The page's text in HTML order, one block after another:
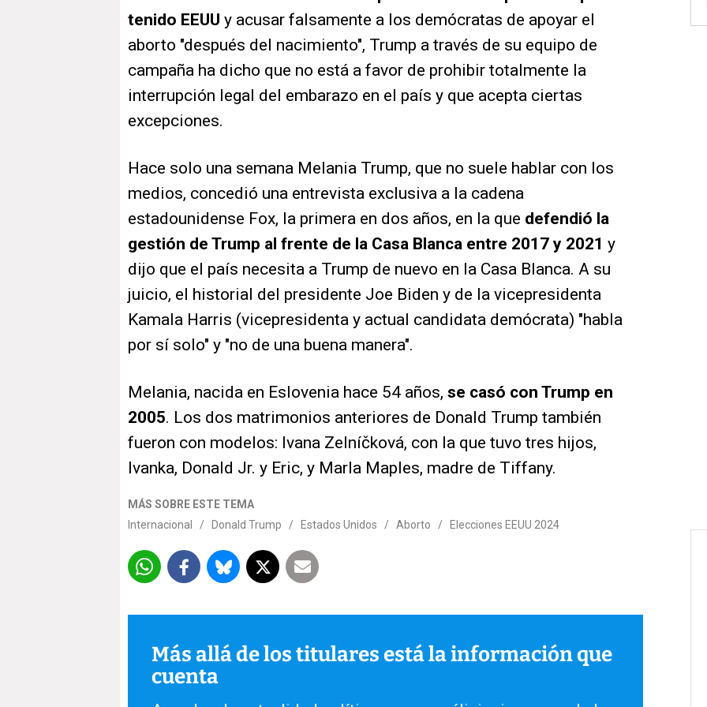
tenido EEUU y acusar falsamente a los demócratas de apoyar el
aborto "después del nacimiento", Trump a través de su equipo de
campaña ha dicho que no está a favor de prohibir totalmente la
interrupción legal del embarazo en el país y que acepta ciertas
excepciones.
Hace solo una semana Melania Trump, que no suele hablar con los
medios, concedió una entrevista exclusiva a la cadena
estadounidense Fox, la primera en dos años, en la que defendió la
gestión de Trump al frente de la Casa Blanca entre 2017 y 2021 y
dijo que el país necesita a Trump de nuevo en la Casa Blanca. A su
juicio, el historial del presidente Joe Biden y de la vicepresidenta
Kamala Harris (vicepresidenta y actual candidata demócrata) "habla
por sí solo" y "no de una buena manera".
Melania, nacida en Eslovenia hace 54 años, se casó con Trump en
2005. Los dos matrimonios anteriores de Donald Trump también
fueron con modelos: Ivana Zelníčková, con la que tuvo tres hijos,
Ivanka, Donald Jr. y Eric, y Marla Maples, madre de Tiffany.
MÁS SOBRE ESTE TEMA
Internacional
/ Donald Trump / Estados Unidos / Aborto / Elecciones EEUU 2024
Más allá de los titulares está la información que
cuenta